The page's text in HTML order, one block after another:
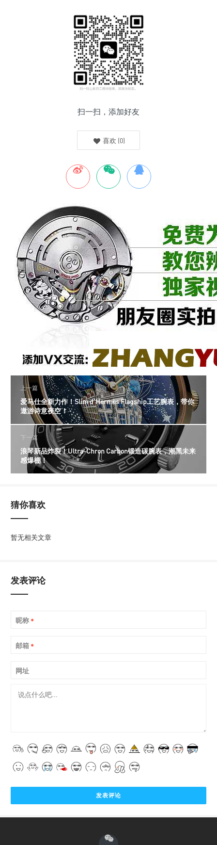
扫一扫，添加好友
喜欢 (0)
上一篇
爱马仕全新力作！Slim d’Hermès Flagship工艺腕表，带你
遨游诗意夜空！
下一篇
浪琴新品炸裂！Ultra-Chron Carbon锻造碳腕表，潮黑未来
感爆棚！
猜你喜欢
暂无相关文章
发表评论
昵称 *
邮箱 *
网址